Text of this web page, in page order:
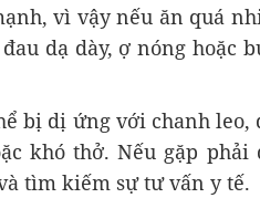
vì vậy nếu ăn quá
dạ dày, ợ nóng hoặc
bị dị ứng với chanh leo,
khó thở. Nếu gặp phải
tìm kiếm sự tư vấn y tế.